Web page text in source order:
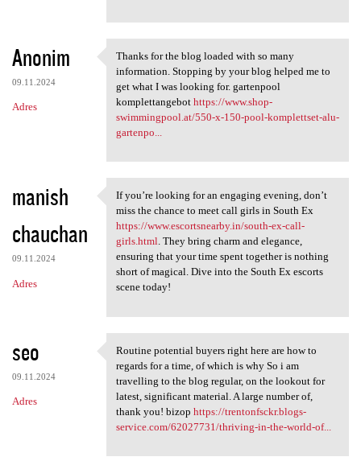
a
r
z
e
Anonim
09.11.2024
Adres
Thanks for the blog loaded
Thanks for the blog loaded with so many
information. Stopping by your blog helped me to
get what I was looking for. gartenpool
komplettangebot https://www.shop-
swimmingpool.at/550-x-150-pool-komplettset-alu-
gartenpo...
manish
chauchan
09.11.2024
Adres
If you’re looking for an
If you’re looking for an engaging evening, don’t
miss the chance to meet call girls in South Ex
https://www.escortsnearby.in/south-ex-call-
girls.html. They bring charm and elegance,
ensuring that your time spent together is nothing
short of magical. Dive into the South Ex escorts
scene today!
seo
09.11.2024
Adres
Routine potential buyers
Routine potential buyers right here are how to
regards for a time, of which is why So i am
travelling to the blog regular, on the lookout for
latest, significant material. A large number of,
thank you! bizop https://trentonfsckr.blogs-
service.com/62027731/thriving-in-the-world-of...